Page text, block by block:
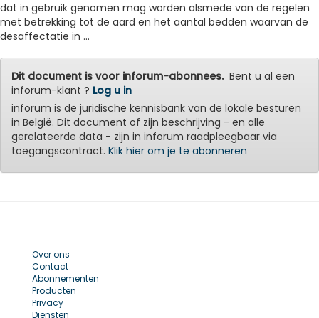
dat in gebruik genomen mag worden alsmede van de regelen
met betrekking tot de aard en het aantal bedden waarvan de
desaffectatie in ...
Dit document is voor inforum-abonnees.Bent u al een
inforum-klant ? Log u in
inforum is de juridische kennisbank van de lokale besturen
in België. Dit document of zijn beschrijving - en alle
gerelateerde data - zijn in inforum raadpleegbaar via
toegangscontract. Klik hier om je te abonneren
Over ons
Contact
Abonnementen
Producten
Privacy
Diensten